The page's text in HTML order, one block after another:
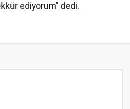
ediyorum" dedi.